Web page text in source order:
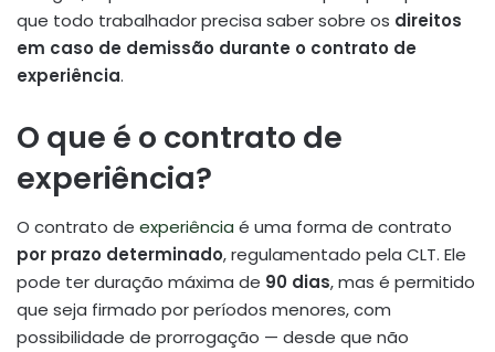
que todo trabalhador precisa saber sobre os direitos
em caso de demissão durante o contrato de
experiência.
O que é o contrato de
experiência?
O contrato de experiência é uma forma de contrato
por prazo determinado, regulamentado pela CLT. Ele
pode ter duração máxima de 90 dias, mas é permitido
que seja firmado por períodos menores, com
possibilidade de prorrogação — desde que não